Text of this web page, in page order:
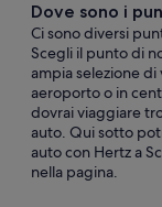
Dove sono i
Ci sono diversi
Scegli il punto di
ampia selezione
aeroporto o in
dovrai viaggiare
auto. Qui sotto
auto con Hertz a
nella pagina.